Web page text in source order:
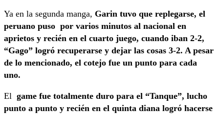
Ya en la segunda manga, Garin tuvo que replegarse, el
peruano puso por varios minutos al nacional en
aprietos y recién en el cuarto juego, cuando iban 2-2,
“Gago” logró recuperarse y dejar las cosas 3-2. A pesar
de lo mencionado, el cotejo fue un punto para cada
uno.
El game fue totalmente duro para el “Tanque”, lucho
punto a punto y recién en el quinta diana logró hacerse